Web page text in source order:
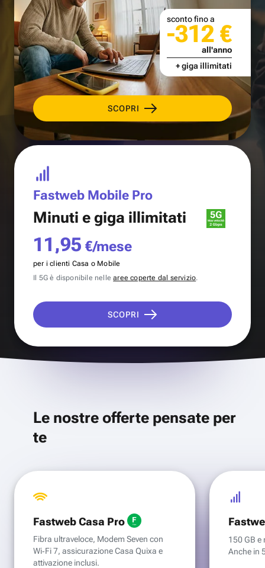
SCOPRI
sconto fino a
-312 €
all'anno
+ giga illimitati
Fastweb Mobile Pro
Minuti e giga illimitati
11,95 €/mese
per i clienti Casa o Mobile
Il 5G è disponibile nellearee coperte dal servizio.
SCOPRI
Le nostre offerte pensate per
te
Fastweb Casa Pro
Fibra ultraveloce, Modem Seven con
Wi‑Fi 7, assicurazione Casa Quixa e
attivazione inclusi.
150 GB e
Anche in